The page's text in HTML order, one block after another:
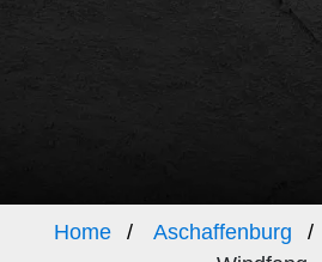
Home Aschaffenburg